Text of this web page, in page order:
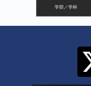
学部／学科